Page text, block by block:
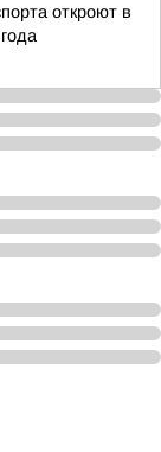
откроют в